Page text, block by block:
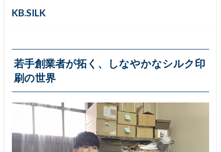
KB.SILK
若手創業者が拓く、しなやかなシルク印
刷の世界